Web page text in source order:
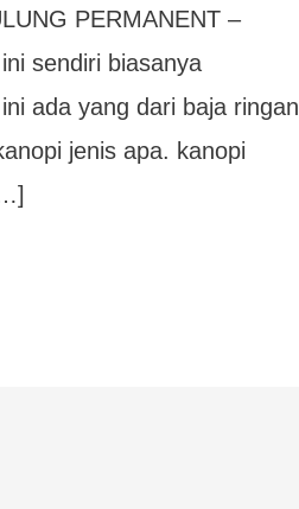
PERMANENT –
sendiri biasanya
ada yang dari baja ringan
jenis apa. kanopi